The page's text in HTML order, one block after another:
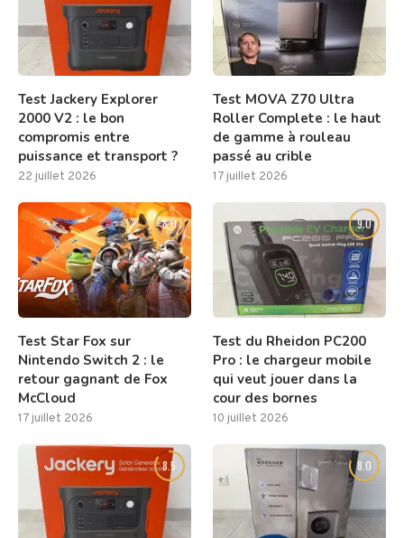
Test Jackery Explorer
2000 V2 : le bon
compromis entre
puissance et transport ?
22 juillet 2026
Test MOVA Z70 Ultra
Roller Complete : le haut
de gamme à rouleau
passé au crible
17 juillet 2026
8.0
Test Star Fox sur
Nintendo Switch 2 : le
retour gagnant de Fox
McCloud
17 juillet 2026
9.0
Test du Rheidon PC200
Pro : le chargeur mobile
qui veut jouer dans la
cour des bornes
10 juillet 2026
8.5 8.0